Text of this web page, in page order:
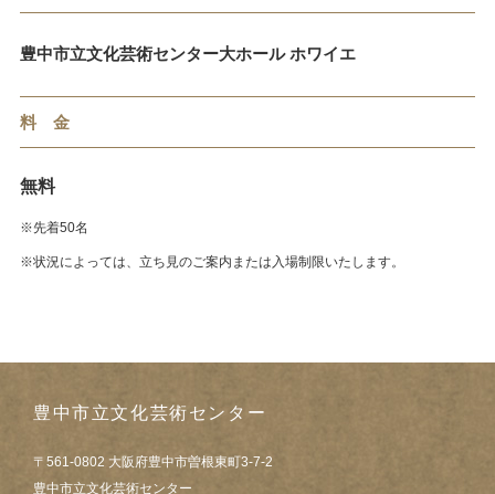
豊中市立文化芸術センター大ホール ホワイエ
料 金
無料
※先着50名
※状況によっては、立ち見のご案内または入場制限いたします。
豊中市立文化芸術センター
〒561-0802 大阪府豊中市曽根東町3-7-2
豊中市立文化芸術センター